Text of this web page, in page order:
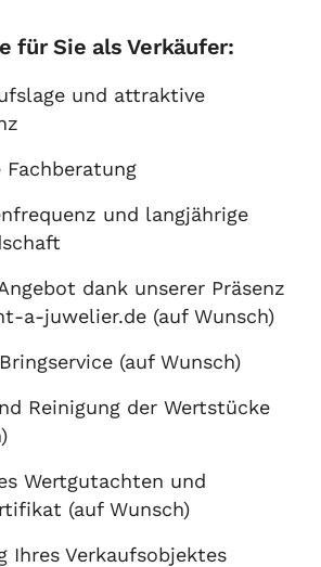
für Sie als Verkäufer:
und attraktive
Fachberatung
und langjährige
dank unserer Präsenz
a-juwelier.de (auf Wunsch)
(auf Wunsch)
Reinigung der Wertstücke
Wertgutachten und
(auf Wunsch)
Ihres Verkaufsobjektes